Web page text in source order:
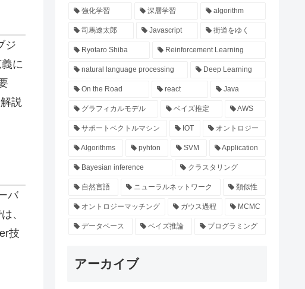
ジ
に
説
バ
、
技
強化学習 深層学習 algorithm
司馬遼太郎 Javascript 街道をゆく
Ryotaro Shiba Reinforcement Learning
natural language processing Deep Learning
On the Road react Java
グラフィカルモデル ベイズ推定 AWS
サポートベクトルマシン IOT オントロジー
Algorithms pyhton SVM Application
Bayesian inference クラスタリング
自然言語 ニューラルネットワーク 類似性
オントロジーマッチング ガウス過程 MCMC
データベース ベイズ推論 プログラミング
アーカイブ